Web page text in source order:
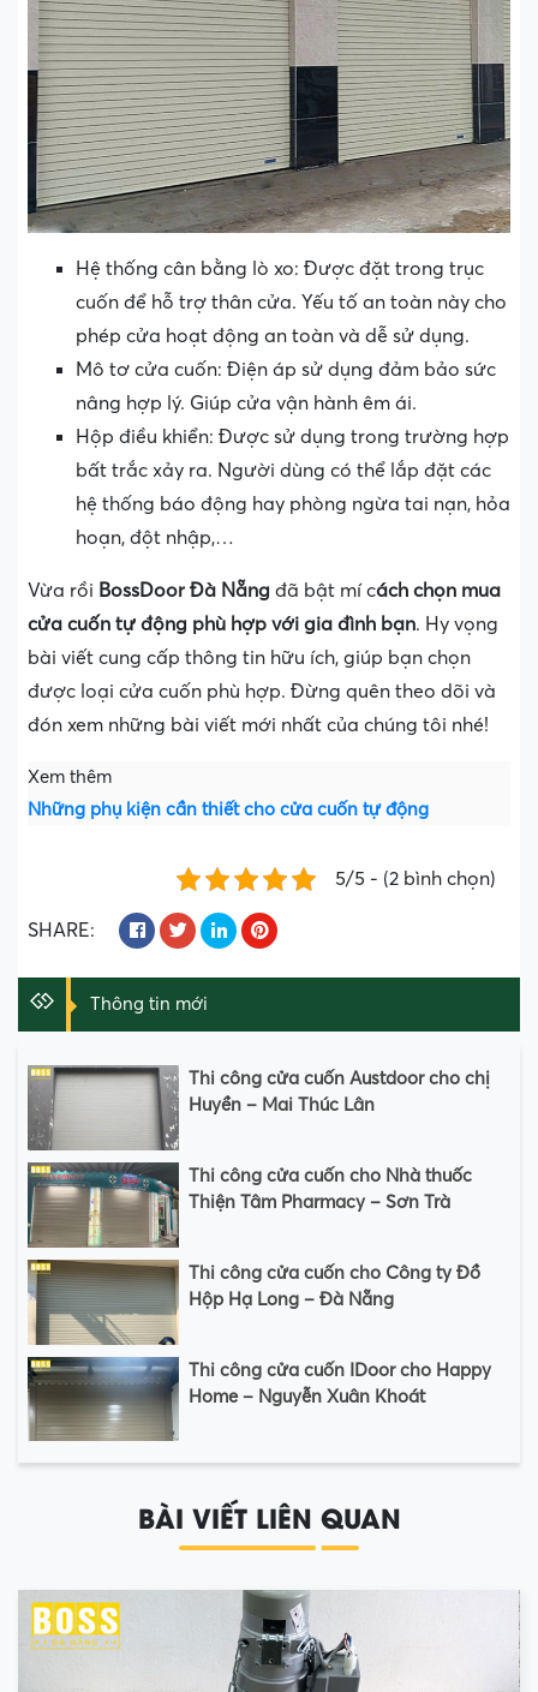
Hệ thống cân bằng lò xo: Được đặt trong trục
cuốn để hỗ trợ thân cửa. Yếu tố an toàn này cho
phép cửa hoạt động an toàn và dễ sử dụng.
Mô tơ cửa cuốn: Điện áp sử dụng đảm bảo sức
nâng hợp lý. Giúp cửa vận hành êm ái.
Hộp điều khiển: Được sử dụng trong trường hợp
bất trắc xảy ra. Người dùng có thể lắp đặt các
hệ thống báo động hay phòng ngừa tai nạn, hỏa
hoạn, đột nhập,…
Vừa rồi BossDoor Đà Nẵng đã bật mí cách chọn mua
cửa cuốn tự động phù hợp với gia đình bạn. Hy vọng
bài viết cung cấp thông tin hữu ích, giúp bạn chọn
được loại cửa cuốn phù hợp. Đừng quên theo dõi và
đón xem những bài viết mới nhất của chúng tôi nhé!
Xem thêm
Những phụ kiện cần thiết cho cửa cuốn tự động
5/5 - (2 bình chọn)
SHARE:
Thông tin mới
Thi công cửa cuốn Austdoor cho chị
Huyền – Mai Thúc Lân
Thi công cửa cuốn cho Nhà thuốc
Thiện Tâm Pharmacy – Sơn Trà
Thi công cửa cuốn cho Công ty Đồ
Hộp Hạ Long – Đà Nẵng
Thi công cửa cuốn IDoor cho Happy
Home – Nguyễn Xuân Khoát
BÀI VIẾT LIÊN QUAN